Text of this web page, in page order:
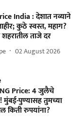
India : देशात नव्याने
कुठे स्वस्त, महाग?
ताजे दर
02 August 2026
Price: 4 जुलैचे
मुंबई-पुण्यासह तुमच्या
किती रुपयांना?